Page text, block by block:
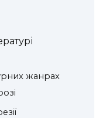
жанрах